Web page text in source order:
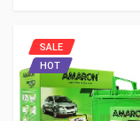
SALE
HOT